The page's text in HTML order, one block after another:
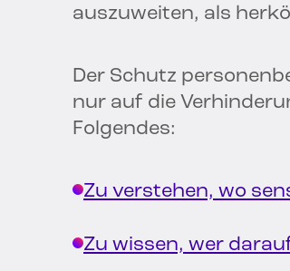
auszuweiten, als
Der Schutz
nur auf die
Folgendes:
Zu verstehen, wo
Zu wissen, wer